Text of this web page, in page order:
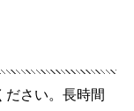
ださい。長時間